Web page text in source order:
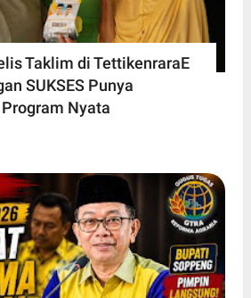
Taklim di TettikenraraE
SUKSES Punya
Nyata